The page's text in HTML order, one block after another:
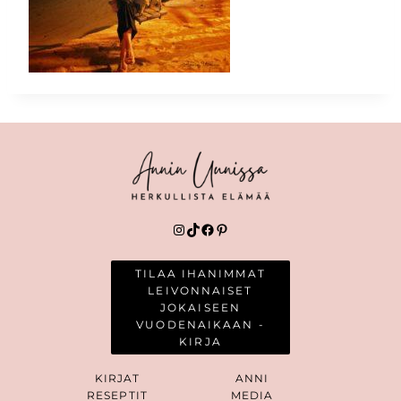
Instagram
TikTok
Facebook
Pinterest
TILAA IHANIMMAT
LEIVONNAISET
JOKAISEEN
VUODENAIKAAN -
KIRJA
KIRJAT
RESEPTIT
ANNI
MEDIA